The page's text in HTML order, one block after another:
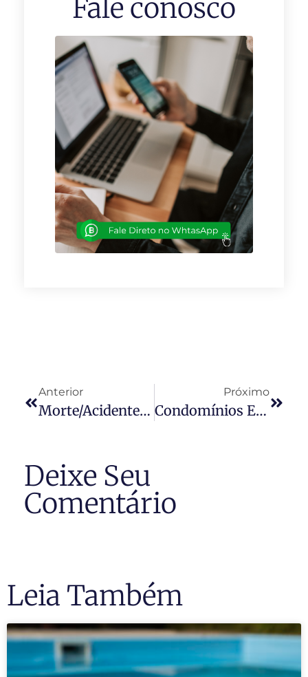
Fale conosco
Anterior
Morte/acidente No Elevador: Quem É O Responsável?
Próximo
Condomínios Estabelecem Regras Para Animais De Estimação
Deixe Seu
Comentário
Leia Também